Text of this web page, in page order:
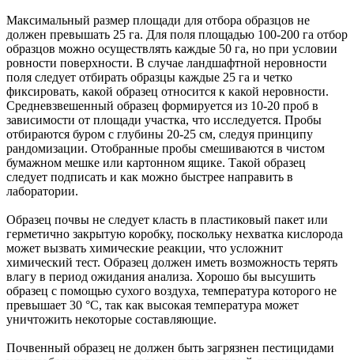
Максимальный размер площади для отбора образцов не
должен превышать 25 га. Для поля площадью 100-200 га отбор
образцов можно осуществлять каждые 50 га, но при условии
ровности поверхности. В случае ландшафтной неровности
поля следует отбирать образцы каждые 25 га и четко
фиксировать, какой образец относится к какой неровности.
Средневзвешенный образец формируется из 10-20 проб в
зависимости от площади участка, что исследуется. Пробы
отбираются буром с глубины 20-25 см, следуя принципу
рандомизации. Отобранные пробы смешиваются в чистом
бумажном мешке или картонном ящике. Такой образец
следует подписать и как можно быстрее направить в
лаборатории.
Образец почвы не следует класть в пластиковый пакет или
герметично закрытую коробку, поскольку нехватка кислорода
может вызвать химические реакции, что усложнит
химический тест. Образец должен иметь возможность терять
влагу в период ожидания анализа. Хорошо бы высушить
образец с помощью сухого воздуха, температура которого не
превышает 30 °С, так как высокая температура может
уничтожить некоторые составляющие.
Почвенный образец не должен быть загрязнен пестицидами